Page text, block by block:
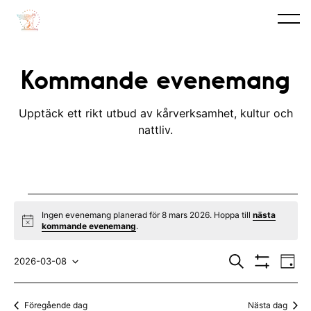
Kommande evenemang
Upptäck ett rikt utbud av kårverksamhet, kultur och
nattliv.
Evenemang
for
8
mars
N
i
e
Ingen evenemang planerad för 8 mars 2026. Hoppa till nästa
kommande evenemang.
E
v
S
k
I
A
E
v
e
D
2026-03-08
ä
Föregående dag Nästa dag